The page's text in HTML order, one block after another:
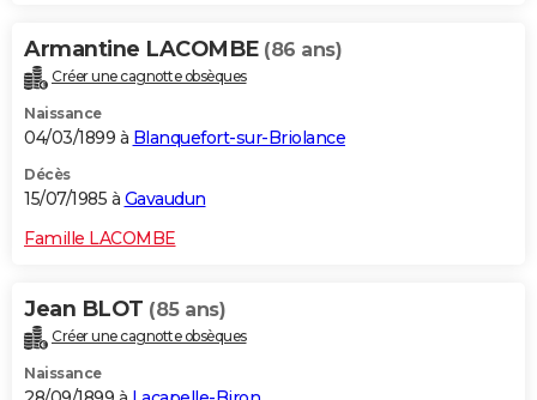
Armantine LACOMBE (86 ans)
Créer une cagnotte obsèques
Naissance
04/03/1899 à Blanquefort-sur-Briolance
Décès
15/07/1985 à Gavaudun
Famille LACOMBE
Jean BLOT (85 ans)
Créer une cagnotte obsèques
Naissance